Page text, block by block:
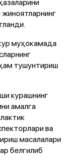
муҳокамада
тушунтириш
курашнинг
амалга
ва
масалалари
белгилиб